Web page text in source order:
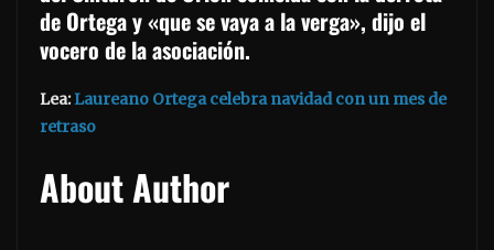
de Ortega y «que se vaya a la verga», dijo el
vocero de la asociación.
Lea:Laureano Ortega celebra navidad con un mes de
retraso
About Author